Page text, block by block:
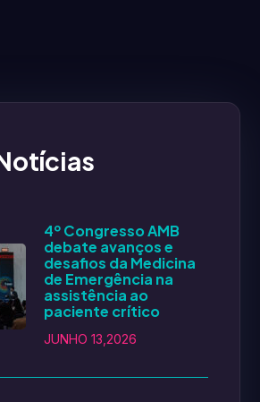
4º Congresso AMB
debate avanços e
desafios da Medicina
de Emergência na
assistência ao
paciente crítico
JUNHO 13,2026